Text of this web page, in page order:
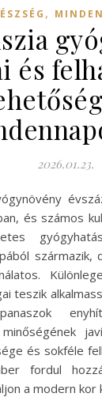
,
és
2026.01.23.
és számos
teszik
és sokféle
fordul
a modern kor